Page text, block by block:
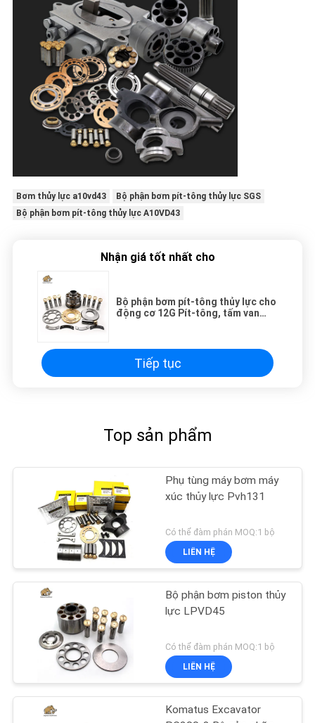
Bơm thủy lực a10vd43
Bộ phận bơm pít-tông thủy lực SGS
Bộ phận bơm pít-tông thủy lực A10VD43
Nhận giá tốt nhất cho
Bộ phận bơm pít-tông thủy lực cho
động cơ 12G Pít-tông, tấm van
Tiếp tục
Top sản phẩm
Phụ tùng máy bơm máy
xúc thủy lực Pvh131
Có thể đàm phán MOQ:1 bộ
LIÊN HỆ
Bộ phận bơm piston thủy
lực LPVD45
Có thể đàm phán MOQ:1 bộ
LIÊN HỆ
Komatus Excavator